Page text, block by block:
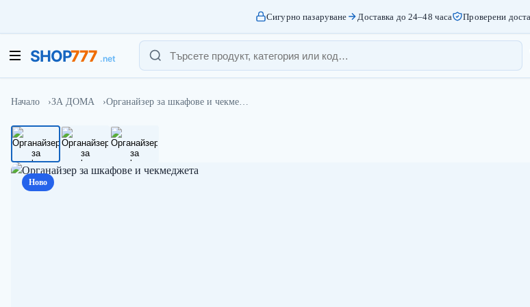
Сигурно пазаруване Доставка до 24–48 часа Проверени
Начало ЗА ДОМА Органайзер за шкафове и чекме…
Ново